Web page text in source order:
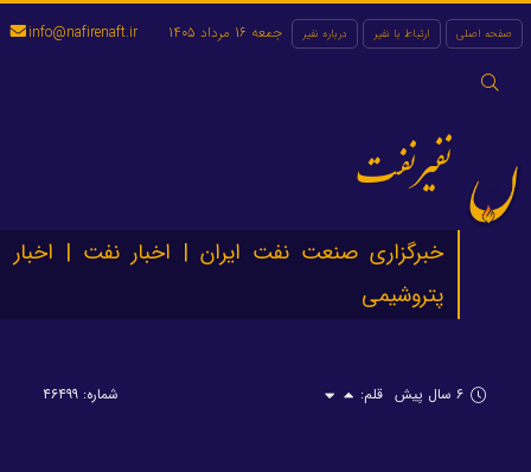
صفحه اصلی ارتباط با نفیر درباره نفیر
جستجو
جمعه 16 مرداد 1405 info@nafirenaft.ir
نفیرنفت
خبرگزاری صنعت نفت ایران | اخبار نفت | اخبار
پتروشیمی
۶ سال پیش قلم: شماره: ۴۶۴۹۹